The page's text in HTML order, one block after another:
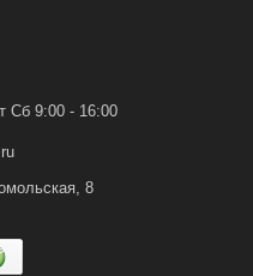
Сб 9:00 - 16:00
8